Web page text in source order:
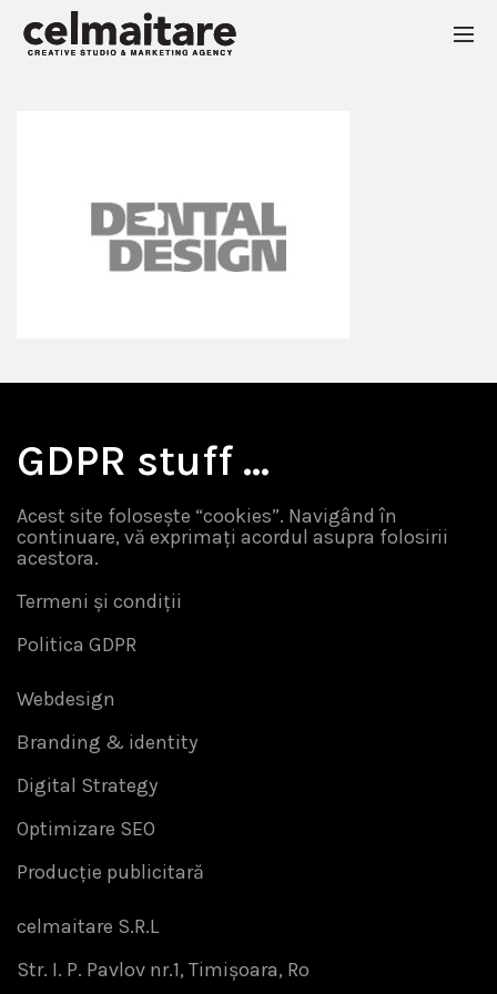
GDPR stuff …
Acest site folosește “cookies”. Navigând în
continuare, vă exprimați acordul asupra folosirii
acestora.
Termeni și condiții
Politica GDPR
Webdesign
Branding & identity
Digital Strategy
Optimizare SEO
Producție publicitară
celmaitare S.R.L
Str. I. P. Pavlov nr.1, Timișoara, Ro